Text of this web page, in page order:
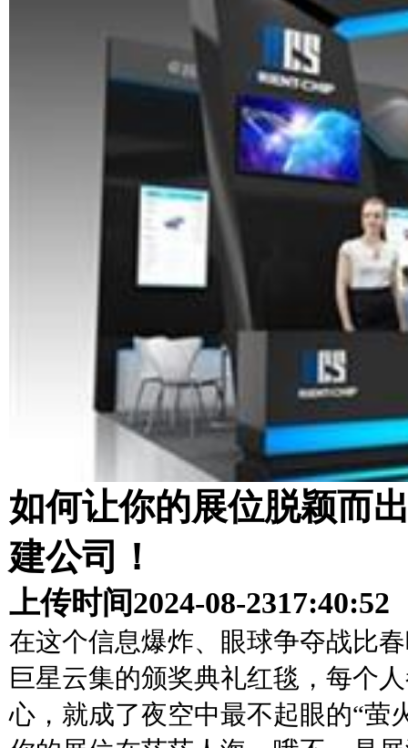
如何让你的展位脱颖而
建公司！
上传时间2024-08-2317:40:52
在这个信息爆炸、眼球争夺战比
巨星云集的颁奖典礼红毯，每个
心，就成了夜空中最不起眼的“萤